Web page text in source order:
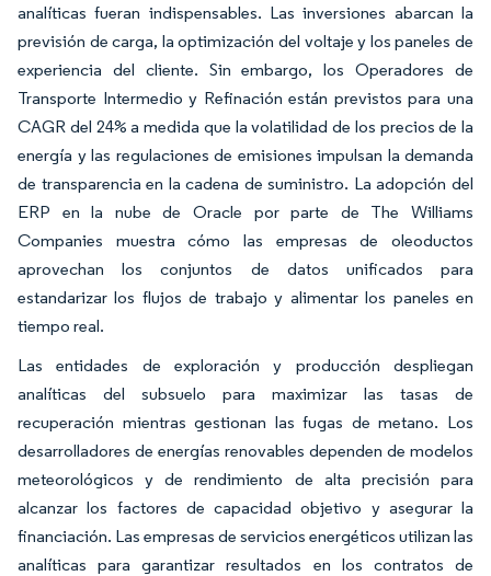
analíticas fueran indispensables. Las inversiones abarcan la
previsión de carga, la optimización del voltaje y los paneles de
experiencia del cliente. Sin embargo, los Operadores de
Transporte Intermedio y Refinación están previstos para una
CAGR del 24% a medida que la volatilidad de los precios de la
energía y las regulaciones de emisiones impulsan la demanda
de transparencia en la cadena de suministro. La adopción del
ERP en la nube de Oracle por parte de The Williams
Companies muestra cómo las empresas de oleoductos
aprovechan los conjuntos de datos unificados para
estandarizar los flujos de trabajo y alimentar los paneles en
tiempo real.
Las entidades de exploración y producción despliegan
analíticas del subsuelo para maximizar las tasas de
recuperación mientras gestionan las fugas de metano. Los
desarrolladores de energías renovables dependen de modelos
meteorológicos y de rendimiento de alta precisión para
alcanzar los factores de capacidad objetivo y asegurar la
financiación. Las empresas de servicios energéticos utilizan las
analíticas para garantizar resultados en los contratos de